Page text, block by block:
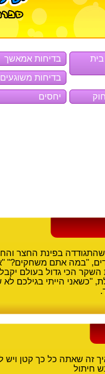
בדיחות אמאשך
בדיחות משוגעים
יחסים
בפינת החצר
"במה אתם משחקים?"
הכי גדול בעולם
"כשאני הייתי בגילכם
זה שאתה כל כך קטן ויש
חיתול